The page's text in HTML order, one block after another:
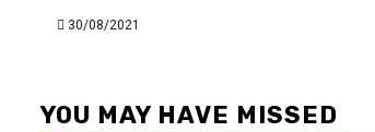
30/08/2021
YOU MAY HAVE MISSED